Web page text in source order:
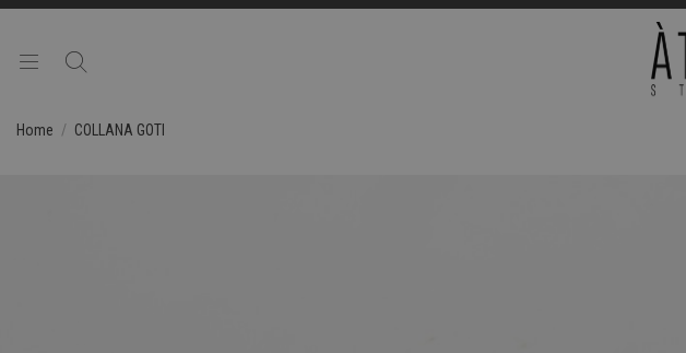
Home COLLANA GOTI